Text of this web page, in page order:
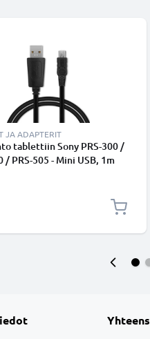
JA ADAPTERIT
tablettiin Sony PRS-300 /
/ PRS-505 - Mini USB, 1m